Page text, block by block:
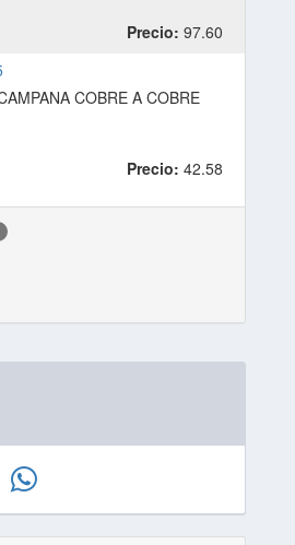
Precio: 97.60
COBRE A COBRE
Precio: 42.58